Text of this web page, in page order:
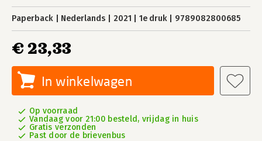
Paperback Nederlands 2021 1e druk 9789082800685
€ 23,33
In winkelwagen
Op voorraad
Vandaag voor 21:00 besteld, vrijdag in huis
Gratis verzonden
Past door de brievenbus